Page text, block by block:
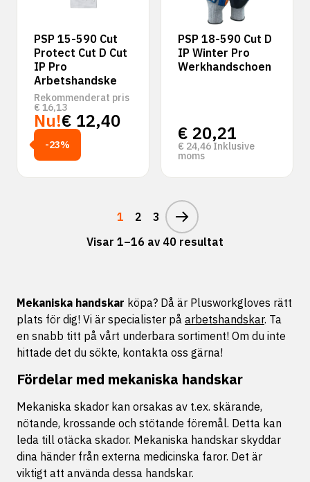
PSP 15-590 Cut
Protect Cut D Cut
IP Pro
Arbetshandske
Rekommenderat pris
€ 16,13
Nu!€ 12,40
-23%
PSP 18-590 Cut D
IP Winter Pro
Werkhandschoen
€ 20,21
€ 24,46 Inklusive
moms
1 2
3
Visar 1–16 av 40 resultat
Mekaniska handskar köpa? Då är Plusworkgloves rätt
plats för dig! Vi är specialister på arbetshandskar. Ta
en snabb titt på vårt underbara sortiment! Om du inte
hittade det du sökte, kontakta oss gärna!
Fördelar med mekaniska handskar
Mekaniska skador kan orsakas av t.ex. skärande,
nötande, krossande och stötande föremål. Detta kan
leda till otäcka skador. Mekaniska handskar skyddar
dina händer från externa medicinska faror. Det är
viktigt att använda dessa handskar.